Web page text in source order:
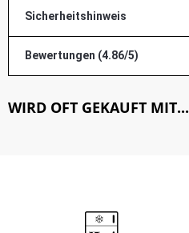
Sicherheitshinweis
Bewertungen (4.86/5)
WIRD OFT GEKAUFT MIT...